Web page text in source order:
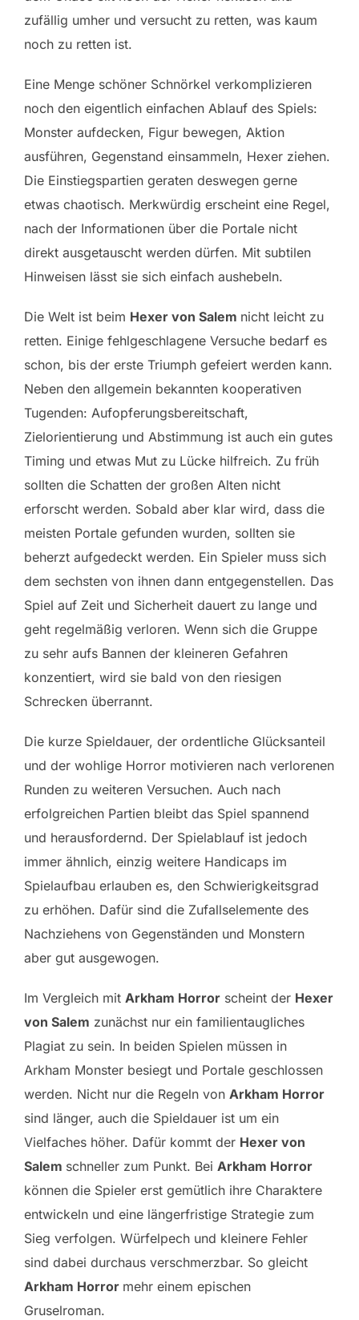
zufällig umher und versucht zu retten, was kaum
noch zu retten ist.
Eine Menge schöner Schnörkel verkomplizieren
noch den eigentlich einfachen Ablauf des Spiels:
Monster aufdecken, Figur bewegen, Aktion
ausführen, Gegenstand einsammeln, Hexer ziehen.
Die Einstiegspartien geraten deswegen gerne
etwas chaotisch. Merkwürdig erscheint eine Regel,
nach der Informationen über die Portale nicht
direkt ausgetauscht werden dürfen. Mit subtilen
Hinweisen lässt sie sich einfach aushebeln.
Die Welt ist beim Hexer von Salem nicht leicht zu
retten. Einige fehlgeschlagene Versuche bedarf es
schon, bis der erste Triumph gefeiert werden kann.
Neben den allgemein bekannten kooperativen
Tugenden: Aufopferungsbereitschaft,
Zielorientierung und Abstimmung ist auch ein gutes
Timing und etwas Mut zu Lücke hilfreich. Zu früh
sollten die Schatten der großen Alten nicht
erforscht werden. Sobald aber klar wird, dass die
meisten Portale gefunden wurden, sollten sie
beherzt aufgedeckt werden. Ein Spieler muss sich
dem sechsten von ihnen dann entgegenstellen. Das
Spiel auf Zeit und Sicherheit dauert zu lange und
geht regelmäßig verloren. Wenn sich die Gruppe
zu sehr aufs Bannen der kleineren Gefahren
konzentiert, wird sie bald von den riesigen
Schrecken überrannt.
Die kurze Spieldauer, der ordentliche Glücksanteil
und der wohlige Horror motivieren nach verlorenen
Runden zu weiteren Versuchen. Auch nach
erfolgreichen Partien bleibt das Spiel spannend
und herausfordernd. Der Spielablauf ist jedoch
immer ähnlich, einzig weitere Handicaps im
Spielaufbau erlauben es, den Schwierigkeitsgrad
zu erhöhen. Dafür sind die Zufallselemente des
Nachziehens von Gegenständen und Monstern
aber gut ausgewogen.
Im Vergleich mit Arkham Horror scheint der Hexer
von Salem zunächst nur ein familientaugliches
Plagiat zu sein. In beiden Spielen müssen in
Arkham Monster besiegt und Portale geschlossen
werden. Nicht nur die Regeln von Arkham Horror
sind länger, auch die Spieldauer ist um ein
Vielfaches höher. Dafür kommt der Hexer von
Salem schneller zum Punkt. Bei Arkham Horror
können die Spieler erst gemütlich ihre Charaktere
entwickeln und eine längerfristige Strategie zum
Sieg verfolgen. Würfelpech und kleinere Fehler
sind dabei durchaus verschmerzbar. So gleicht
Arkham Horror mehr einem epischen
Gruselroman.